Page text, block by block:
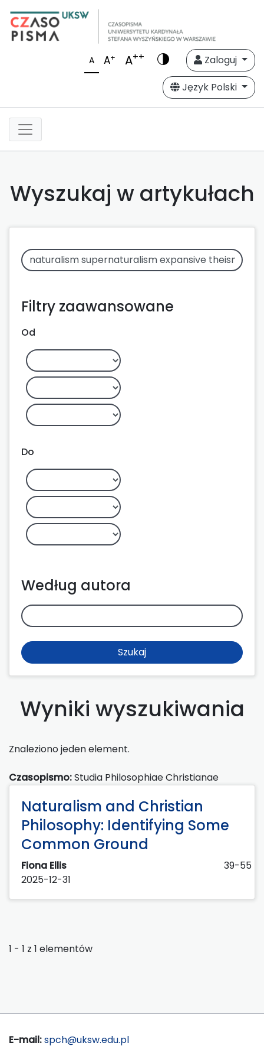
A A+ A++
Zaloguj
Język Polski
Wyszukaj w artykułach
Filtry zaawansowane
Od
Do
Według autora
Szukaj
Wyniki wyszukiwania
Znaleziono jeden element.
Czasopismo:Studia Philosophiae Christianae
Naturalism and Christian
Philosophy: Identifying Some
Common Ground
Fiona Ellis
39-55
2025-12-31
1 - 1 z 1 elementów
E-mail:spch@uksw.edu.pl